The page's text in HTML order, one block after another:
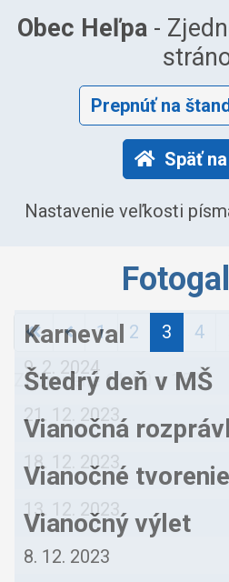
Obec Heľpa-
Prepnúť na
Späť
Nastavenie veľkosti
1 2 3 4
Zobrazené 61-90 z 152
Karneval
9. 2. 2024
Štedrý deň v MŠ
21. 12. 2023
Vianočná
18. 12. 2023
Vianočné tvorenie
13. 12. 2023
Vianočný výlet
8. 12. 2023